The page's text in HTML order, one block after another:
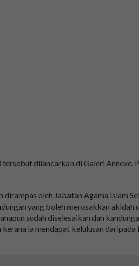
dilancarkan di Galeri Annexe,
dirampas oleh Jabatan Agama Islam
yang boleh merosakkan akidah
sudah diselesaikan dan
ia mendapat kelulusan daripada